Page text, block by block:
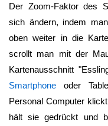
Der Zoom-Faktor des
sich ändern, indem
oben weiter in die
scrollt man mit der
Kartenausschnitt "
Smartphone oder
Personal Computer
hält sie gedrückt und